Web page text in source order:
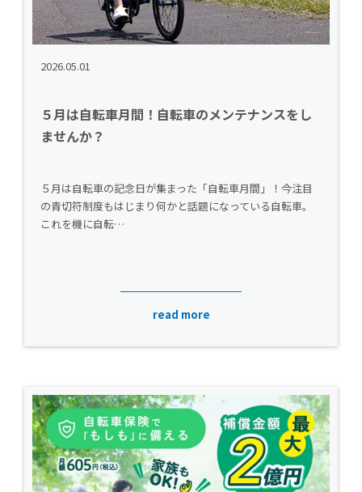
2026.05.01
５月は自転車月間！自転車のメンテナンスをし
ませんか？
５月は自転車の記念日が集まった「自転車月間」！今注目
の青切符制度もはじまり何かと話題になっている自転車。
これを機に自転…
read more